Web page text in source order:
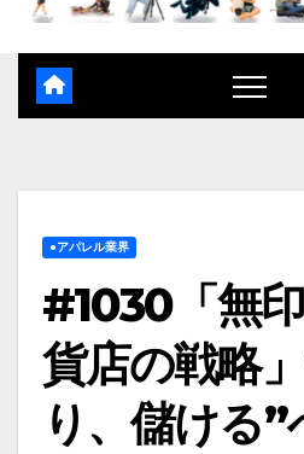
●アパレル業界
#1030「無
貨店の戦略
り、儲ける